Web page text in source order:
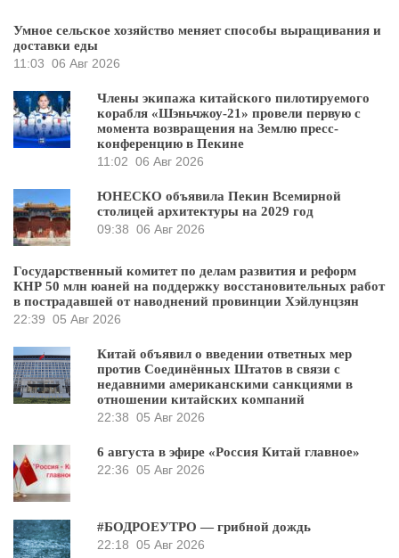
Умное сельское хозяйство меняет способы выращивания и
доставки еды
11:03 06 Авг 2026
Члены экипажа китайского пилотируемого
корабля «Шэньчжоу-21» провели первую с
момента возвращения на Землю пресс-
конференцию в Пекине
11:02 06 Авг 2026
ЮНЕСКО объявила Пекин Всемирной
столицей архитектуры на 2029 год
09:38 06 Авг 2026
Государственный комитет по делам развития и реформ
КНР 50 млн юаней на поддержку восстановительных работ
в пострадавшей от наводнений провинции Хэйлунцзян
22:39 05 Авг 2026
Китай объявил о введении ответных мер
против Соединённых Штатов в связи с
недавними американскими санкциями в
отношении китайских компаний
22:38 05 Авг 2026
6 августа в эфире «Россия Китай главное»
22:36 05 Авг 2026
#БОДРОЕУТРО — грибной дождь
22:18 05 Авг 2026